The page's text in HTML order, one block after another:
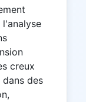
creux
des